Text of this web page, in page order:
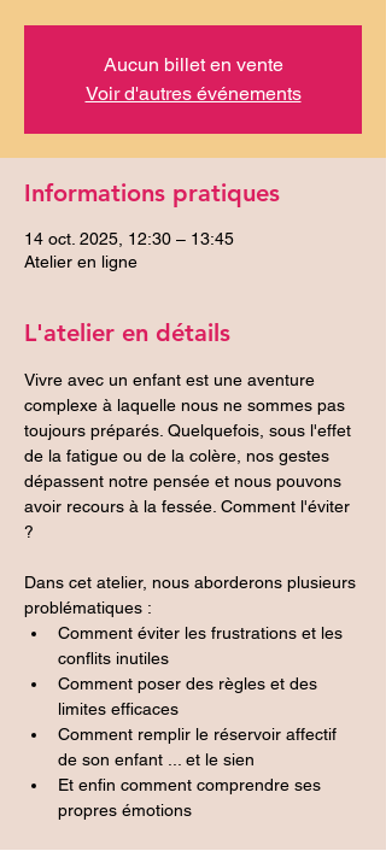
Aucun billet en vente
Voir d'autres événements
Informations pratiques
14 oct. 2025, 12:30 – 13:45
Atelier en ligne
L'atelier en détails
Vivre avec un enfant est une aventure
complexe à laquelle nous ne sommes pas
toujours préparés. Quelquefois, sous l'effet
de la fatigue ou de la colère, nos gestes
dépassent notre pensée et nous pouvons
avoir recours à la fessée. Comment l'éviter
?
Dans cet atelier, nous aborderons plusieurs
problématiques :
Comment éviter les frustrations et les
conflits inutiles
Comment poser des règles et des
limites efficaces
Comment remplir le réservoir affectif
de son enfant ... et le sien
Et enfin comment comprendre ses
propres émotions